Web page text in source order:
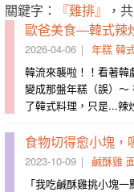
關鍵字： 『雞排』
，
歐爸美食—韓式辣
2026-04-06 年糕 韓
韓流來襲啦！！看著韓
變成那盤年糕（誤）～
了韓式料理，只是...​辣
食物切得愈小塊，
2023-10-09 鹹酥雞
「我吃鹹酥雞挑小塊